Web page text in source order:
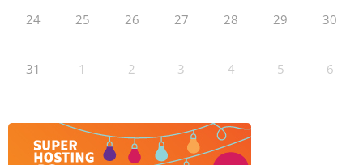
24 25 26 27 28 29 30
31 1 2 3 4 5 6